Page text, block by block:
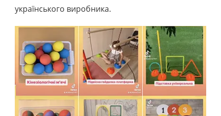
українського виробника.